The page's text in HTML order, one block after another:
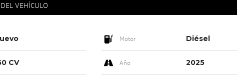
VEHÍCULO
Motor Diésel
CV Año 2025